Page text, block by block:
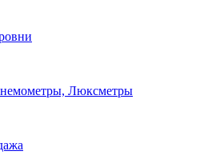
Люксметры